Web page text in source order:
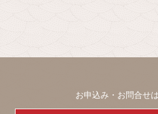
お申込み・お問合せ